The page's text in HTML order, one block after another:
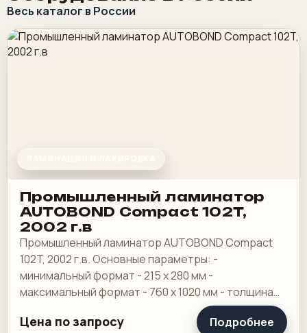
Весь каталог в России
Промышленный ламинатор
AUTOBOND Compact 102T,
2002 г.в
Промышленный ламинатор AUTOBOND Compact
102T, 2002 г.в. Основные параметры: -
минимальный формат - 215 х 280 мм -
максимальный формат - 760 х 1020 мм - толщина
пленки - от 20 до 150 мкр - диапазон плотностей
бумаги и.
Цена по запросу Подробнее